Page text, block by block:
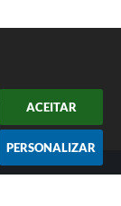
ACEITAR
PERSONALIZAR